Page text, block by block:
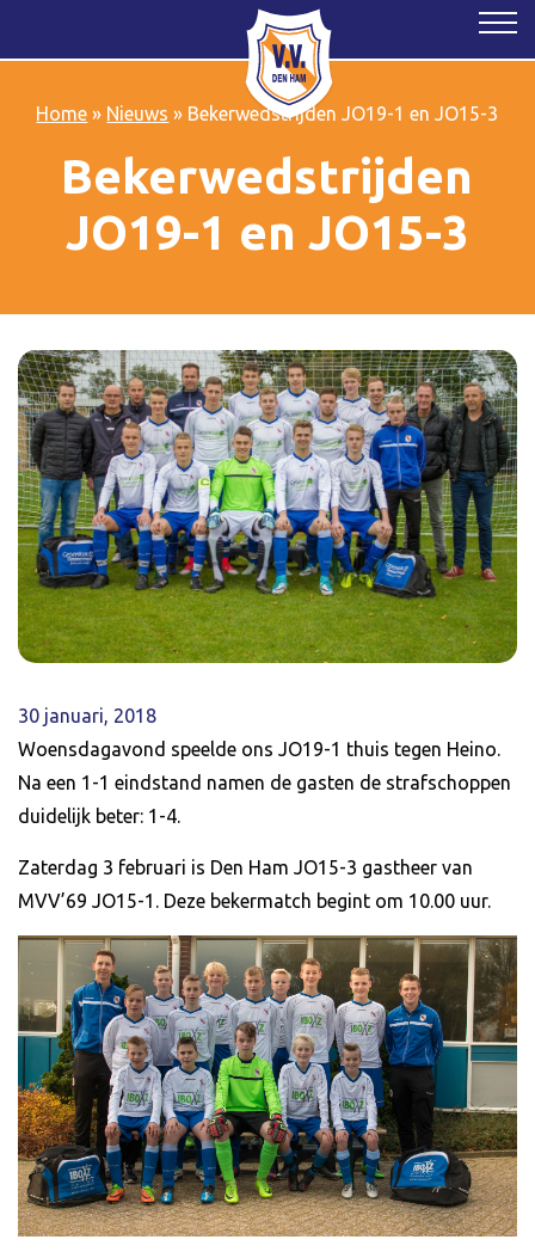
Home » Nieuws » Bekerwedstrijden JO19-1 en JO15-3
Bekerwedstrijden
JO19-1 en JO15-3
30 januari, 2018
Woensdagavond speelde ons JO19-1 thuis tegen Heino.
Na een 1-1 eindstand namen de gasten de strafschoppen
duidelijk beter: 1-4.
Zaterdag 3 februari is Den Ham JO15-3 gastheer van
MVV’69 JO15-1. Deze bekermatch begint om 10.00 uur.